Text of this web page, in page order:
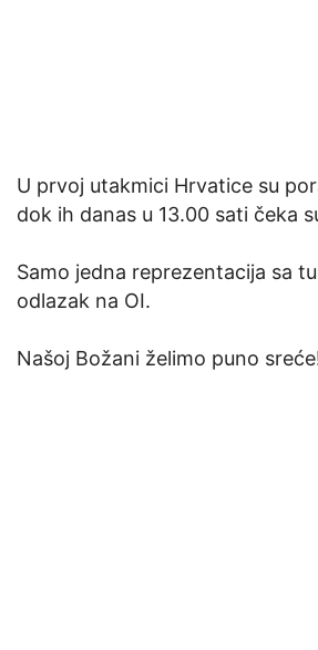
U prvoj utakmici Hrvatice su
dok ih danas u 13.00 sati čeka
Samo jedna reprezentacija sa
odlazak na OI.
Našoj Božani želimo puno